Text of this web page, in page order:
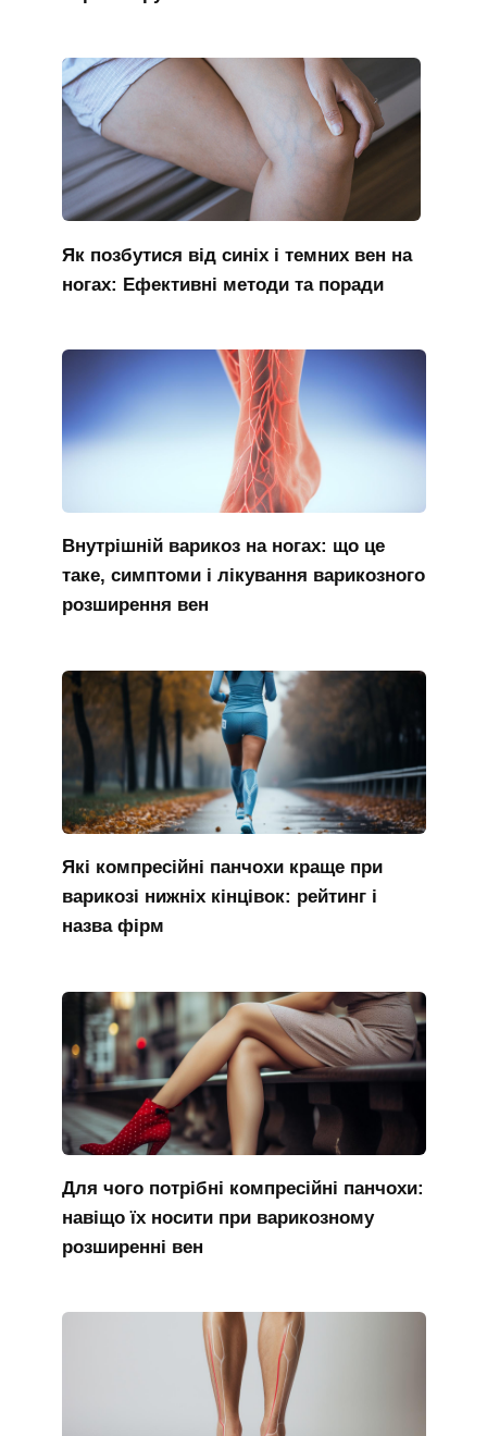
Як позбутися від синіх і темних вен на
ногах: Ефективні методи та поради
Внутрішній варикоз на ногах: що це
таке, симптоми і лікування варикозного
розширення вен
Які компресійні панчохи краще при
варикозі нижніх кінцівок: рейтинг і
назва фірм
Для чого потрібні компресійні панчохи:
навіщо їх носити при варикозному
розширенні вен